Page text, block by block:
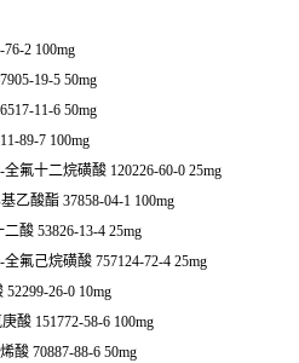
2 100mg
19-5 50mg
11-6 50mg
89-7 100mg
氟十二烷磺酸 120226-60-0 25mg
乙酸酯 37858-04-1 100mg
酸 53826-13-4 25mg
氟己烷磺酸 757124-72-4 25mg
26-0 10mg
酸 151772-58-6 100mg
酸 70887-88-6 50mg